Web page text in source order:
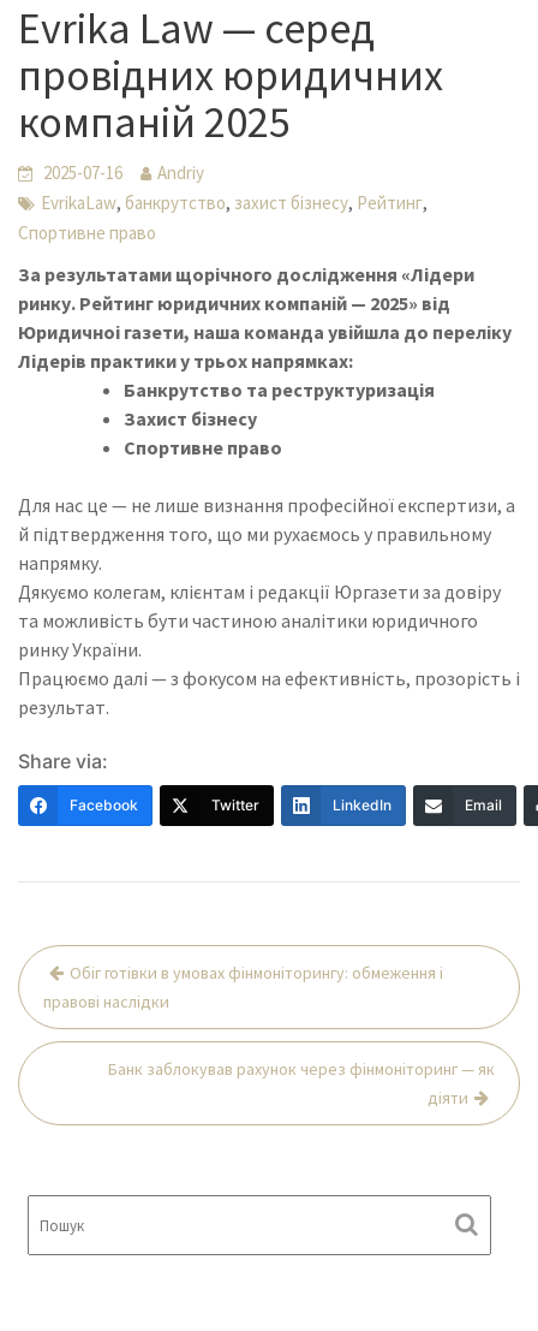
Evrika Law — серед
провідних юридичних
компаній 2025
2025-07-16
Andriy
EvrikaLaw, банкрутство, захист бізнесу, Рейтинг,
Спортивне право
За результатами щорічного дослідження «Лідери
ринку. Рейтинг юридичних компаній — 2025» від
Юридичноі газети, наша команда увійшла до переліку
Лідерів практики у трьох напрямках:
Банкрутство та реструктуризація
Захист бізнесу
Спортивне право
Для нас це — не лише визнання професійної експертизи, а
й підтвердження того, що ми рухаємось у правильному
напрямку.
Дякуємо колегам, клієнтам і редакції Юргазети за довіру
та можливість бути частиною аналітики юридичного
ринку України.
Працюємо далі — з фокусом на ефективність, прозорість і
результат.
Share via:
Facebook Twitter LinkedIn Email
Навігація
записів
Обіг готівки в умовах фінмоніторингу: обмеження і
правові наслідки
Банк заблокував рахунок через фінмоніторинг — як
діяти